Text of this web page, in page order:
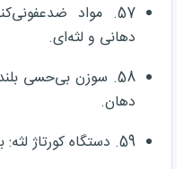
57. مواد
دهانی و لثه‌ای.
58. سوزن بی‌حسی
دهان.
59. دستگاه کورتاژ لثه: برای درمان بیماری‌های لثه‌ای.